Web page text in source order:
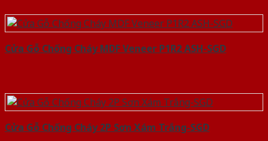
Cửa Gỗ Chống Cháy MDF Veneer P1R2 ASH-SGD
Cửa Gỗ Chống Cháy 2P Sơn Xám Trắng-SGD